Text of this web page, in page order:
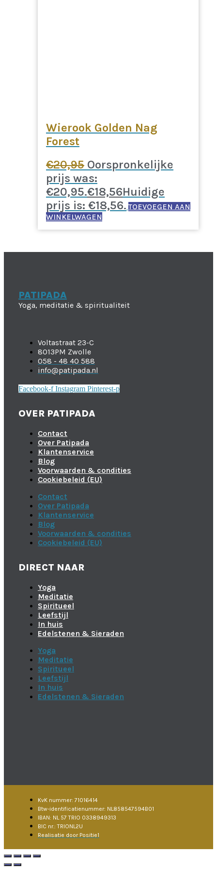
Wierook Golden Nag
Forest
€20,95 Oorspronkelijke
prijs was:
€20,95.€18,56Huidige
prijs is: €18,56. TOEVOEGEN AAN
WINKELWAGEN
PATIPADA
Yoga, meditatie & spiritualiteit
Voltastraat 23-C
8013PM Zwolle
058 - 48 40 588
info@patipada.nl
Facebook-f Instagram Pinterest-p
OVER PATIPADA
Contact
Over Patipada
Klantenservice
Blog
Voorwaarden & condities
Cookiebeleid (EU)
Contact
Over Patipada
Klantenservice
Blog
Voorwaarden & condities
Cookiebeleid (EU)
DIRECT NAAR
Yoga
Meditatie
Spiritueel
Leefstijl
In huis
Edelstenen & Sieraden
Yoga
Meditatie
Spiritueel
Leefstijl
In huis
Edelstenen & Sieraden
KvK nummer: 71016414
Btw-identificatienummer: NL858547594B01
IBAN: NL 57 TRIO 0338949313
BIC nr.: TRIONL2U
Realisatie door Positie1